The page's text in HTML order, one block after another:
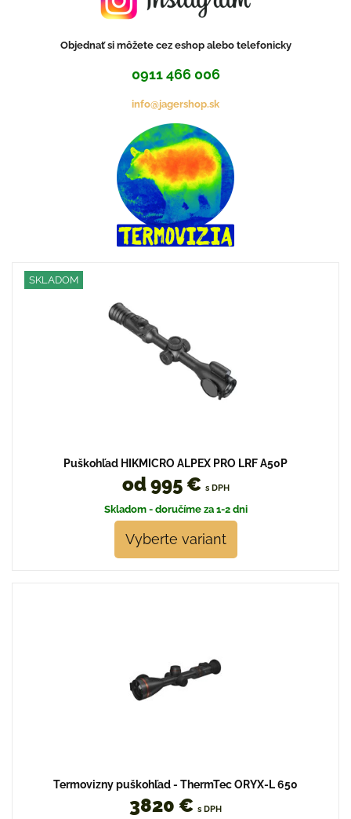
Objednať si môžete cez eshop alebo telefonicky
0911 466 006
info@jagershop.sk
SKLADOM
Puškohľad HIKMICRO ALPEX PRO LRF A50P
od 995 € s DPH
Skladom - doručíme za 1-2 dni
Vyberte variant
Termovizny puškohľad - ThermTec ORYX-L 650
3820 € s DPH